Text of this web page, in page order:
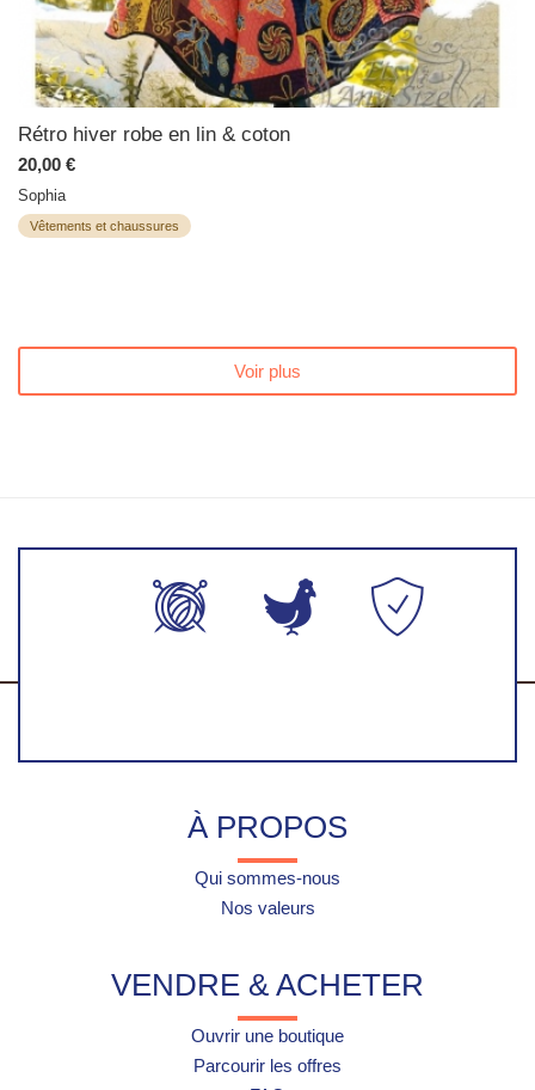
Rétro hiver robe en lin & coton
20,00 €
Sophia
Vêtements et chaussures
Voir plus
À PROPOS
Qui sommes-nous
Nos valeurs
VENDRE & ACHETER
Ouvrir une boutique
Parcourir les offres